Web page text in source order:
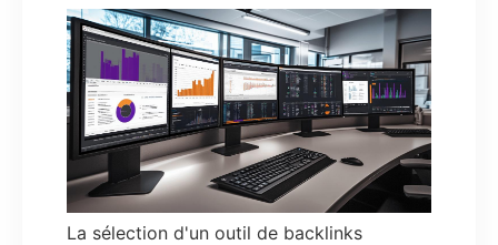
La sélection d'un outil de backlinks